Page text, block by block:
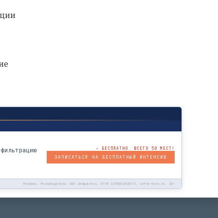
⚡ БЕСПЛАТНО. ВСЕГО 50 МЕСТ!
ЗАПИСАТЬСЯ НА БЕСПЛАТНЫЙ ИНТЕНСИВ
Реклама. Рекламодатель: ООО «Инфратех», ОГРН 1195081048073, infra-tech.ru, 18+